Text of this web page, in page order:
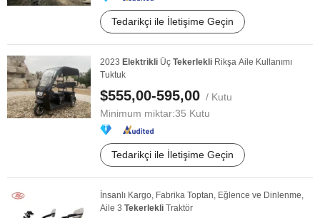
Tedarikçi ile İletişime Geçin
2023 Elektrikli Üç Tekerlekli Rikşa Aile Kullanımı
Tuktuk
$555,00-595,00 / Kutu
Minimum miktar:35 Kutu
Tedarikçi ile İletişime Geçin
İnsanlı Kargo, Fabrika Toptan, Eğlence ve Dinlenme,
Aile 3 Tekerlekli Traktör